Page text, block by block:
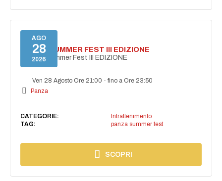
AGO
28
2026
PANZA SUMMER FEST III EDIZIONE
PANZA Summer Fest III EDIZIONE
Ven 28 Agosto Ore 21:00 -fino a Ore 23:50
Panza
CATEGORIE:
Intrattenimento
TAG:
panza summer fest
SCOPRI